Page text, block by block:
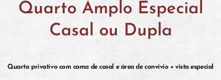
Quarto Amplo Especial
Casal ou Dupla
Quarto privativo com cama de casal e área de convívio + vista especial